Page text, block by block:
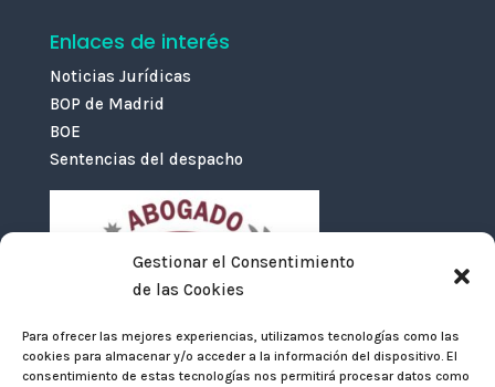
Gestionar el Consentimiento
de las Cookies
Para ofrecer las mejores experiencias, utilizamos tecnologías como las
cookies para almacenar y/o acceder a la información del dispositivo. El
consentimiento de estas tecnologías nos permitirá procesar datos como
Enlaces de interés
Noticias Jurídicas
BOP de Madrid
BOE
Sentencias del despacho